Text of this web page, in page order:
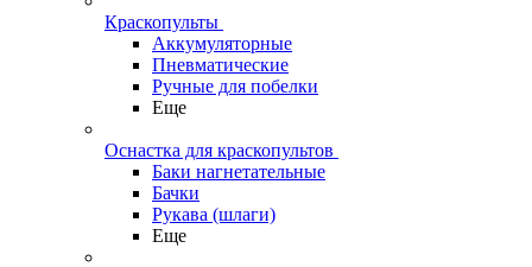
Краскопульты
Аккумуляторные
Пневматические
Ручные для побелки
Еще
Оснастка для краскопультов
Баки нагнетательные
Бачки
Рукава (шлаги)
Еще